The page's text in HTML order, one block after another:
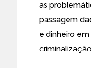
as
passagem
e dinheiro